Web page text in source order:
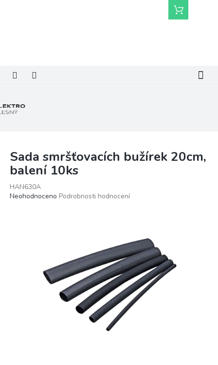
Nákupní
košík
Sada smršťovacích bužírek 20cm,
balení 10ks
HAN630A
Průměrné
Neohodnoceno Podrobnosti hodnocení